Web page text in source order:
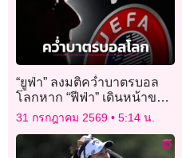
“ยูฟ่า” ลงมติคว่ำบาตรบอล
โลกหาก “ฟีฟ่า” เดินหน้าขาย
หุ้นให้นักลงทุน
31 กรกฎาคม 2569 5:14 น.